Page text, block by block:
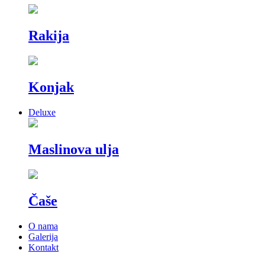
Rakija
Konjak
Deluxe
Maslinova ulja
Čaše
O nama
Galerija
Kontakt